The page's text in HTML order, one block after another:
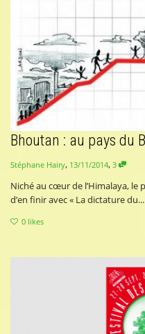
Bhoutan : au pays du
Stéphane Hairy, 13/11/2014, 3
Niché au cœur de l’Himalaya,
d’en finir avec « La dictature du...
0 likes